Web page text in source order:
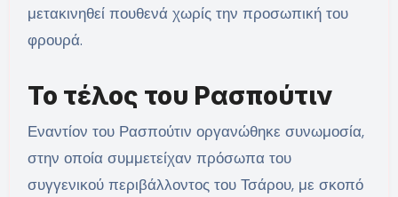
μετακινηθεί πουθενά χωρίς την προσωπική του
φρουρά.
Το τέλος του Ρασπούτιν
Εναντίον του Ρασπούτιν οργανώθηκε συνωμοσία,
στην οποία συμμετείχαν πρόσωπα του
συγγενικού περιβάλλοντος του Τσάρου, με σκοπό